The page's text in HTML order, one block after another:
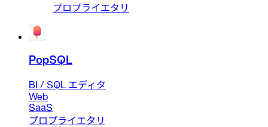
プロプライエタリ
PopSQL
BI / SQL エディタ
Web
SaaS
プロプライエタリ